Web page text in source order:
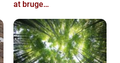
at bruge